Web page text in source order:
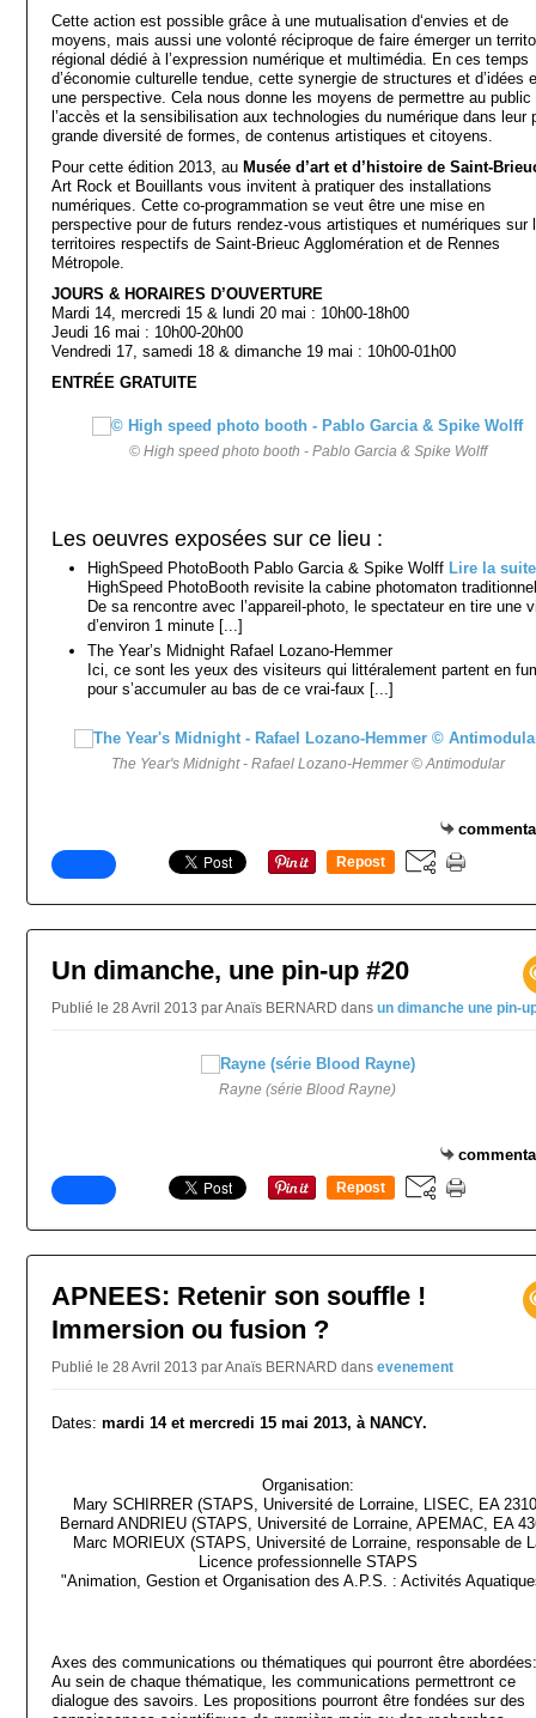
Cette action est possible grâce à une mutualisation d‘envies et de
moyens, mais aussi une volonté réciproque de faire émerger un
régional dédié à l’expression numérique et multimédia. En ces temps
d’économie culturelle tendue, cette synergie de structures et d’idées
une perspective. Cela nous donne les moyens de permettre au public
l’accès et la sensibilisation aux technologies du numérique dans leur
grande diversité de formes, de contenus artistiques et citoyens.
Pour cette édition 2013, au Musée d’art et d’histoire de Saint-
Art Rock et Bouillants vous invitent à pratiquer des installations
numériques. Cette co-programmation se veut être une mise en
perspective pour de futurs rendez-vous artistiques et numériques sur
territoires respectifs de Saint-Brieuc Agglomération et de Rennes
Métropole.
JOURS & HORAIRES D’OUVERTURE
Mardi 14, mercredi 15 & lundi 20 mai : 10h00-18h00
Jeudi 16 mai : 10h00-20h00
Vendredi 17, samedi 18 & dimanche 19 mai : 10h00-01h00
ENTRÉE GRATUITE
© High speed photo booth - Pablo Garcia & Spike Wolff
Les oeuvres exposées sur ce lieu :
HighSpeed PhotoBooth Pablo Garcia & Spike Wolff Lire la suite
HighSpeed PhotoBooth revisite la cabine photomaton
De sa rencontre avec l’appareil-photo, le spectateur en tire une
d’environ 1 minute [...]
The Year’s Midnight Rafael Lozano-Hemmer
Ici, ce sont les yeux des visiteurs qui littéralement partent en
pour s’accumuler au bas de ce vrai-faux [...]
The Year's Midnight - Rafael Lozano-Hemmer © Antimodular
Repost
Un dimanche, une pin-up #20
Publié le 28 Avril 2013 par Anaïs BERNARD dans un dimanche une pin-
Rayne (série Blood Rayne)
Repost
APNEES: Retenir son souffle !
Immersion ou fusion ?
Publié le 28 Avril 2013 par Anaïs BERNARD dans evenement
Dates: mardi 14 et mercredi 15 mai 2013, à NANCY.
Organisation:
Mary SCHIRRER (STAPS, Université de Lorraine, LISEC, EA
Bernard ANDRIEU (STAPS, Université de Lorraine, APEMAC, EA
Marc MORIEUX (STAPS, Université de Lorraine, responsable de
Licence professionnelle STAPS
"Animation, Gestion et Organisation des A.P.S. : Activités
Axes des communications ou thématiques qui pourront être abordées:
Au sein de chaque thématique, les communications permettront ce
dialogue des savoirs. Les propositions pourront être fondées sur des